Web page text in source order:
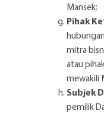
Mansek;
Pihak
mitra
atau
mewakili
Subjek
pemilik